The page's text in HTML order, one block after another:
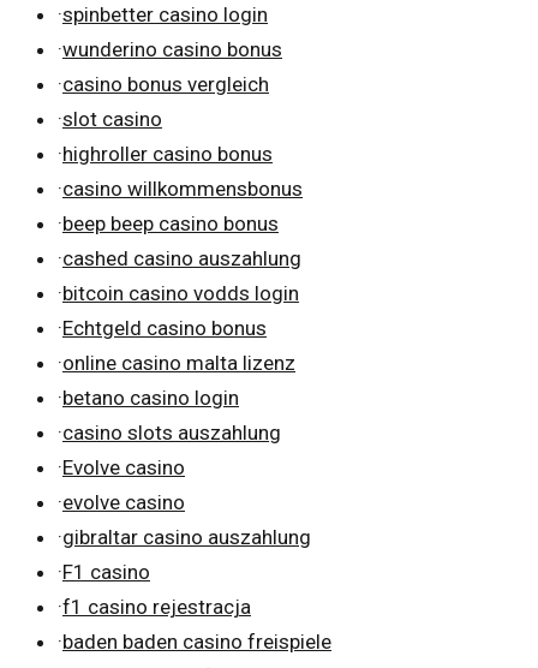
·spinbetter casino login
·wunderino casino bonus
·casino bonus vergleich
·slot casino
·highroller casino bonus
·casino willkommensbonus
·beep beep casino bonus
·cashed casino auszahlung
·bitcoin casino vodds login
·Echtgeld casino bonus
·online casino malta lizenz
·betano casino login
·casino slots auszahlung
·Evolve casino
·evolve casino
·gibraltar casino auszahlung
·F1 casino
·f1 casino rejestracja
·baden baden casino freispiele